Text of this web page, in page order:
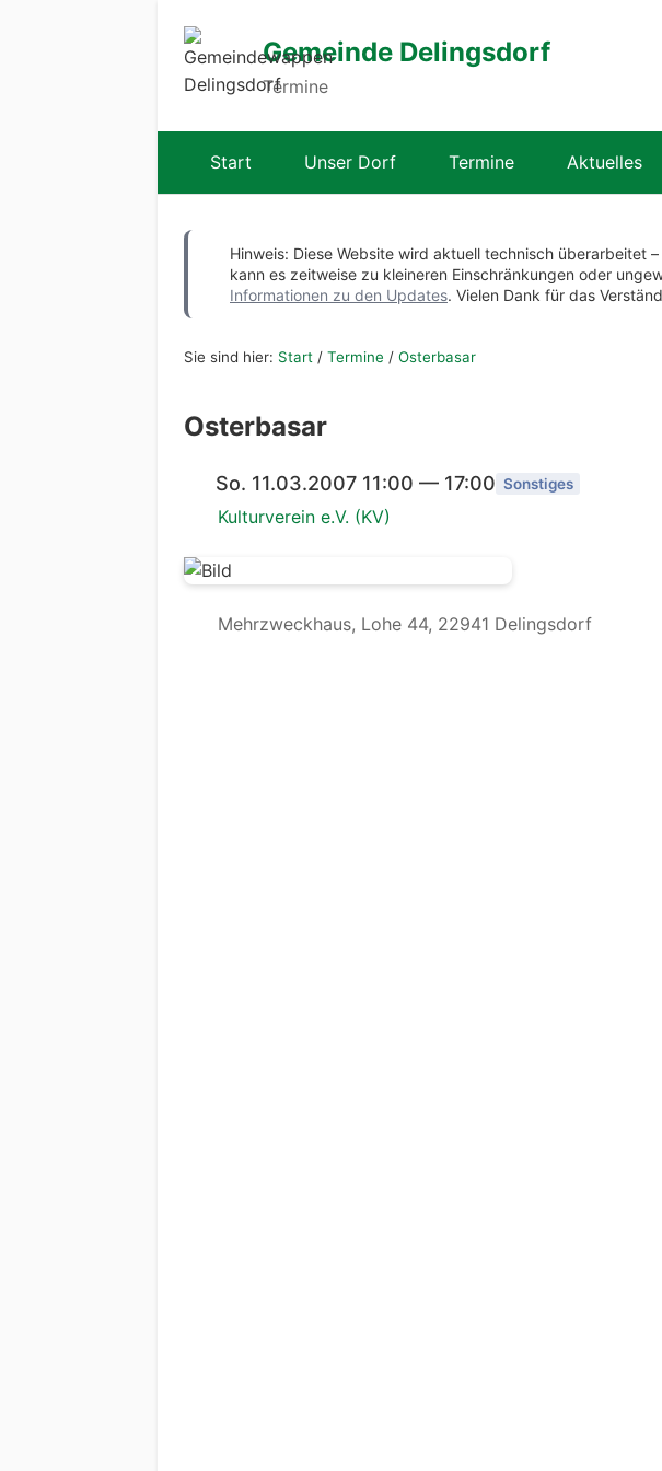
Gemeinde Delingsdorf
Termine
Start Unser Dorf Termine Aktuelles
Hinweis: Diese Website wird aktuell technisch überarbeitet
kann es zeitweise zu kleineren Einschränkungen oder
Informationen zu den Updates. Vielen Dank für das
Sie sind hier: Start / Termine / Osterbasar
Osterbasar
So. 11.03.2007 11:00 — 17:00 Sonstiges
Kulturverein e.V. (KV)
Mehrzweckhaus, Lohe 44, 22941 Delingsdorf